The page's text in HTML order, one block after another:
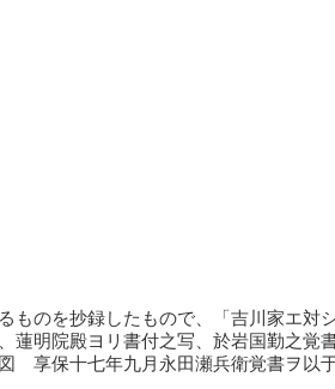
ものを抄録したもので、「吉川家エ
蓮明院殿ヨリ書付之写、於岩国勤之
享保十七年九月永田瀬兵衛覚書ヲ以